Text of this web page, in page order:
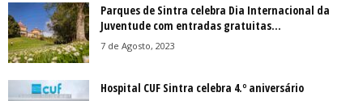
Parques de Sintra celebra Dia Internacional da
Juventude com entradas gratuitas...
7 de Agosto, 2023
Hospital CUF Sintra celebra 4.º aniversário